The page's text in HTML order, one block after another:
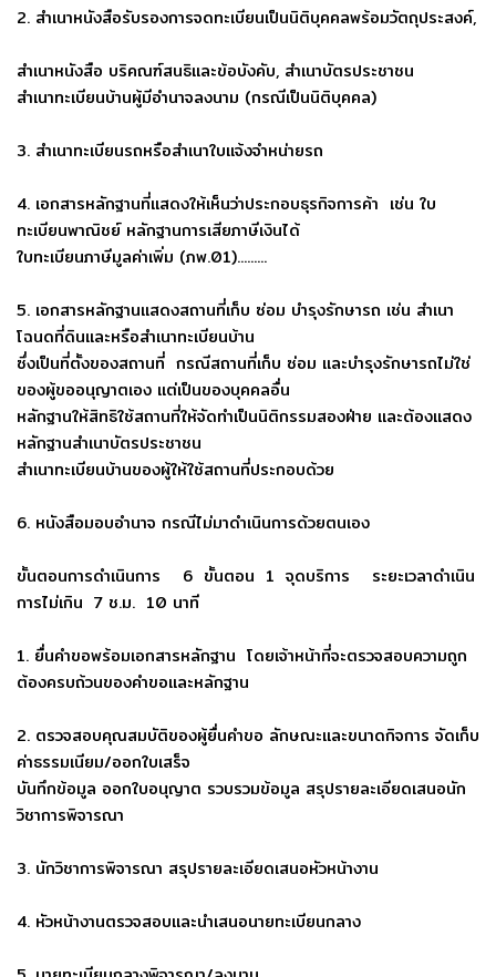
2. สำเนาหนังสือรับรองการจดทะเบียนเป็นนิติบุคคลพร้อมวัตถุประสงค์,
สำเนาหนังสือ บริคณฑ์สนธิและข้อบังคับ, สำเนาบัตรประชาชน
สำเนาทะเบียนบ้านผู้มีอำนาจลงนาม (กรณีเป็นนิติบุคคล)
3. สำเนาทะเบียนรถหรือสำเนาใบแจ้งจำหน่ายรถ
4. เอกสารหลักฐานที่แสดงให้เห็นว่าประกอบธุรกิจการค้า เช่น ใบ
ทะเบียนพาณิชย์ หลักฐานการเสียภาษีเงินได้
ใบทะเบียนภาษีมูลค่าเพิ่ม (ภพ.01).........
5. เอกสารหลักฐานแสดงสถานที่เก็บ ซ่อม บำรุงรักษารถ เช่น สำเนา
โฉนดที่ดินและหรือสำเนาทะเบียนบ้าน
ซึ่งเป็นที่ตั้งของสถานที่ กรณีสถานที่เก็บ ซ่อม และบำรุงรักษารถไม่ใช่
ของผู้ขออนุญาตเอง แต่เป็นของบุคคลอื่น
หลักฐานให้สิทธิใช้สถานที่ให้จัดทำเป็นนิติกรรมสองฝ่าย และต้องแสดง
หลักฐานสำเนาบัตรประชาชน
สำเนาทะเบียนบ้านของผู้ให้ใช้สถานที่ประกอบด้วย
6. หนังสือมอบอำนาจ กรณีไม่มาดำเนินการด้วยตนเอง
ขั้นตอนการดำเนินการ 6 ขั้นตอน 1 จุดบริการ ระยะเวลาดำเนิน
การไม่เกิน 7 ช.ม. 10 นาที
1. ยื่นคำขอพร้อมเอกสารหลักฐาน โดยเจ้าหน้าที่จะตรวจสอบความถูก
ต้องครบถ้วนของคำขอและหลักฐาน
2. ตรวจสอบคุณสมบัติของผู้ยื่นคำขอ ลักษณะและขนาดกิจการ จัดเก็บ
ค่าธรรมเนียม/ออกใบเสร็จ
บันทึกข้อมูล ออกใบอนุญาต รวบรวมข้อมูล สรุปรายละเอียดเสนอนัก
วิชาการพิจารณา
3. นักวิชาการพิจารณา สรุปรายละเอียดเสนอหัวหน้างาน
4. หัวหน้างานตรวจสอบและนำเสนอนายทะเบียนกลาง